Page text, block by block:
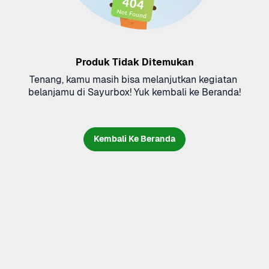
Produk Tidak Ditemukan
Tenang, kamu masih bisa melanjutkan kegiatan
belanjamu di Sayurbox! Yuk kembali ke Beranda!
Kembali Ke Beranda